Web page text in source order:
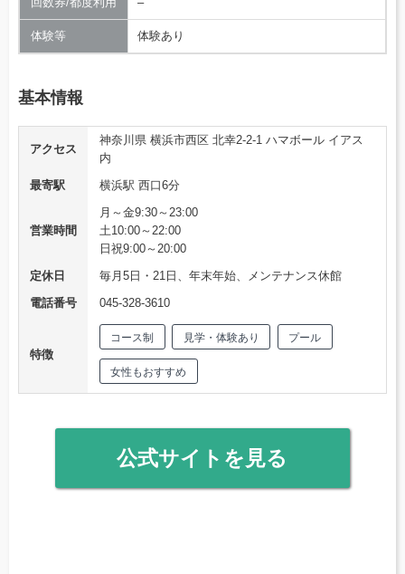
体験等 体験あり
基本情報
アクセス
神奈川県 横浜市西区 北幸2-2-1 ハマボール イアス
内
最寄駅
横浜駅 西口6分
営業時間
月～金9:30～23:00
土10:00～22:00
日祝9:00～20:00
定休日
毎月5日・21日、年末年始、メンテナンス休館
電話番号
045-328-3610
特徴
コース制 見学・体験あり プール
女性もおすすめ
公式サイトを見る